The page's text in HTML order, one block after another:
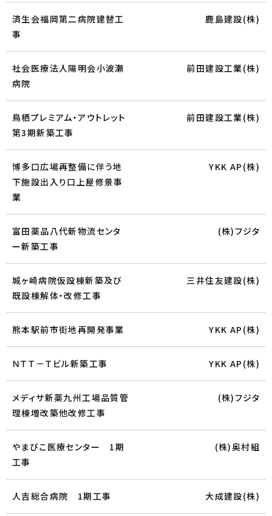
済生会福岡第二病院建替工
事
鹿島建設(株)
社会医療法人陽明会小波瀬
病院
前田建設工業(株)
鳥栖プレミアム・アウトレット
第3期新築工事
前田建設工業(株)
博多口広場再整備に伴う地
下施設出入り口上屋修景事
業
YKK AP(株)
富田薬品八代新物流センタ
ー新築工事
(株)フジタ
城ヶ崎病院仮設棟新築及び
既設棟解体・改修工事
三井住友建設(株)
熊本駅前市街地再開発事業 YKK AP(株)
ＮＴＴ－Ｔビル新築工事 YKK AP(株)
メディサ新薬九州工場品質管
理棟増改築他改修工事
(株)フジタ
やまびこ医療センター 1期
工事
(株)奥村組
人吉総合病院 1期工事 大成建設(株)